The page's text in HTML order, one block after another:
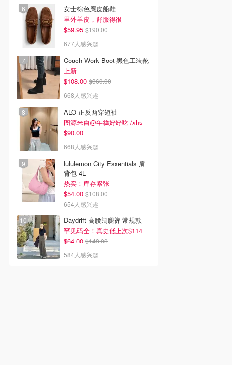
女士棕色麂皮船鞋
里外羊皮，舒服得很
$59.95 $190.00
677人感兴趣
Coach Work Boot 黑色工装靴
上新
$108.00 $360.00
668人感兴趣
ALO 正反两穿短袖
图源来自@年糕好好吃-/xhs
$90.00
668人感兴趣
lululemon City Essentials 肩
背包 4L
热卖！库存紧张
$54.00 $108.00
654人感兴趣
Daydrift 高腰阔腿裤 常规款
罕见码全！真史低上次$114
$64.00 $148.00
584人感兴趣